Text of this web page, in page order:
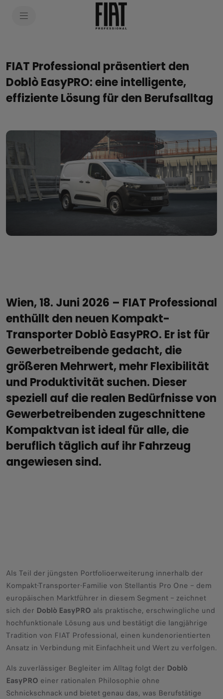
FIAT Professional präsentiert den
Doblò EasyPRO: eine intelligente,
effiziente Lösung für den Berufsalltag
Wien, 18. Juni 2026 – FIAT Professional
enthüllt den neuen Kompakt-
Transporter Doblò EasyPRO. Er ist für
Gewerbetreibende gedacht, die
größeren Mehrwert, mehr Flexibilität
und Produktivität suchen. Dieser
speziell auf die realen Bedürfnisse von
Gewerbetreibenden zugeschnittene
Kompaktvan ist ideal für alle, die
beruflich täglich auf ihr Fahrzeug
angewiesen sind.
Als Teil der jüngsten Portfolioerweiterung innerhalb der
Kompakt-Transporter-Familie von Stellantis Pro One – dem
europäischen Marktführer in diesem Segment – zeichnet
sich der Doblò EasyPRO als praktische, erschwingliche und
hochfunktionale Lösung aus und bestätigt die langjährige
Tradition von FIAT Professional, einen kundenorientierten
Ansatz in Verbindung mit Einfachheit und Wert zu verfolgen.
Als zuverlässiger Begleiter im Alltag folgt der Doblò
EasyPRO einer rationalen Philosophie ohne
Schnickschnack und bietet genau das, was Berufstätige